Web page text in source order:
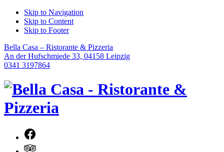
Skip to Navigation
Skip to Content
Skip to Footer
Bella Casa – Ristorante & Pizzeria
An der Hufschmiede 33, 04158 Leipzig
0341 3197864
Neues